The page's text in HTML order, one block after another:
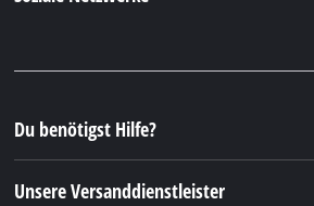
Du benötigst Hilfe?
Unsere Versanddienstleister